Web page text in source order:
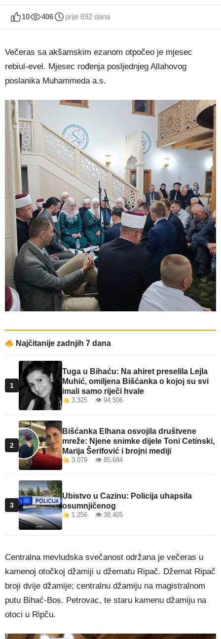
10 406 prije 692 dana
Večeras sa akšamskim ezanom otpočeo je mjesec
rebiul-evel. Mjesec rođenja posljednjeg Allahovog
poslanika Muhammeda a.s.
Najčitanije zadnjih 7 dana
1
Tuga u Bihaću: Na ahiret preselila Lejla
Muhić, omiljena Bišćanka o kojoj su svi
imali samo riječi hvale
3.325 👁 94.506
2
Bišćanka Elhana osvojila društvene
mreže: Njene snimke dijele Toni Cetinski,
Marija Šerifović i brojni mediji
3.079 👁 85.684
3
Ubistvo u Cazinu: Policija uhapsila
osumnjičenog
1.256 👁 38.405
Centralna mevludska svečanost održana je večeras u
kamenoj otočkoj džamiji u džematu Ripač. Džemat Ripač
broji dvije džamije; centralnu džamiju na magistralnom
putu Bihać-Bos. Petrovac, te staru kamenu džamiju na
otoci u Ripču.